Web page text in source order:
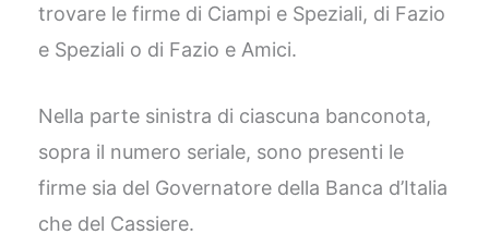
trovare le firme di Ciampi e Speziali, di Fazio
e Speziali o di Fazio e Amici.
Nella parte sinistra di ciascuna banconota,
sopra il numero seriale, sono presenti le
firme sia del Governatore della Banca d’Italia
che del Cassiere.